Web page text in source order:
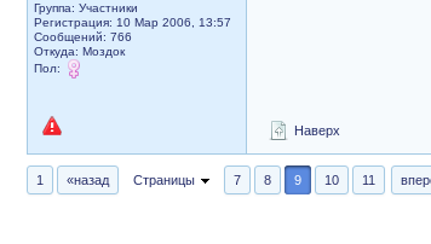
Группа: Участники
Регистрация: 10 Мар 2006, 13:57
Сообщений: 766
Откуда: Моздок
Пол:
Наверх
1 «назад Страницы 7 8 9 10 11